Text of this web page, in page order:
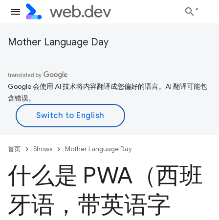
Mother Language Day
Google 会使用 AI 技术将内容翻译成您偏好的语言。AI 翻译可能包
含错误。
首页 Shows Mother Language Day
什么是 PWA（西班
牙语，带英语字